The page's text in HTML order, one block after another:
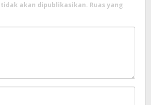
akan dipublikasikan. Ruas yang